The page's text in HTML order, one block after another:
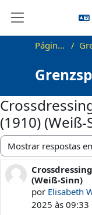
Ir para o conteúdo
Página principal
Theorie
(1910) (Weiß-
Modo de visualização
(Weiß-Sinn)
por Elisabeth
2025 às 09:33
Número de